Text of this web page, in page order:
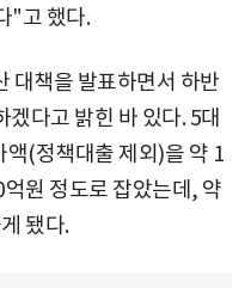
"고 했다.
대책을 발표하면서 하반
다고 밝힌 바 있다. 5대
(정책대출 제외)을 약 1
원 정도로 잡았는데, 약
됐다.